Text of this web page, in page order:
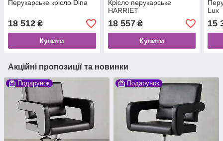
Перукарське крісло Dina
18 512 ₴
Купити
Крісло перукарське
HARRIET
18 557₴
Купити
Lux
15
Акційні пропозиції та новинки
Подарунок Подарунок